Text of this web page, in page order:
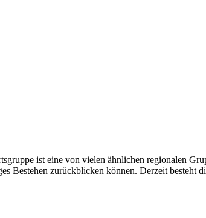
ist eine von vielen ähnlichen regionalen
Bestehen zurückblicken können. Derzeit besteht